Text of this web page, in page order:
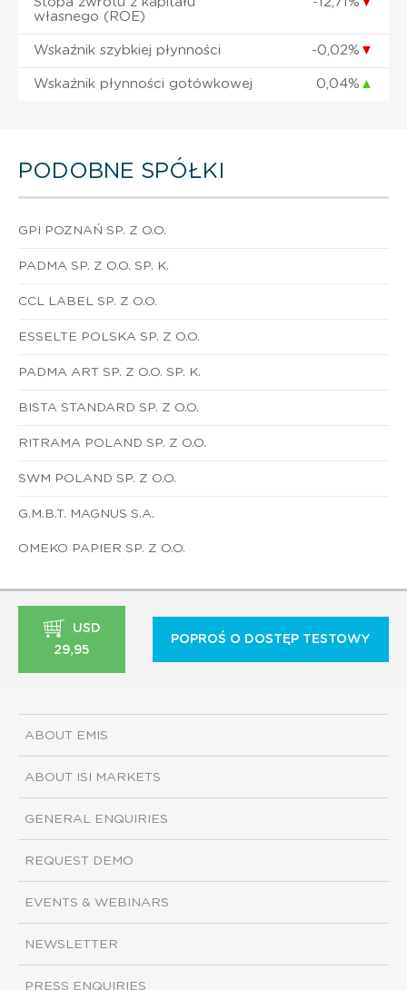
własnego (ROE)
Wskaźnik szybkiej płynności -0,02% ▼
Wskaźnik płynności gotówkowej 0,04% ▲
PODOBNE SPÓŁKI
GPI POZNAŃ SP. Z O.O.
PADMA SP. Z O.O. SP. K.
CCL LABEL SP. Z O.O.
ESSELTE POLSKA SP. Z O.O.
PADMA ART SP. Z O.O. SP. K.
BISTA STANDARD SP. Z O.O.
RITRAMA POLAND SP. Z O.O.
SWM POLAND SP. Z O.O.
G.M.B.T. MAGNUS S.A.
OMEKO PAPIER SP. Z O.O.
USD
29,95
POPROŚ O DOSTĘP TESTOWY
ABOUT EMIS
ABOUT ISI MARKETS
GENERAL ENQUIRIES
REQUEST DEMO
EVENTS & WEBINARS
NEWSLETTER
PRESS ENQUIRIES